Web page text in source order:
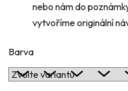
nebo nám do
vytvoříme originální
Barva